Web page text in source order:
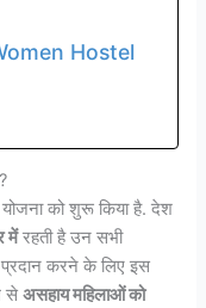
Hostel
को शुरू किया है. देश
मेंरहती है उन सभी
करने के लिए इस
सेअसहाय महिलाओं को